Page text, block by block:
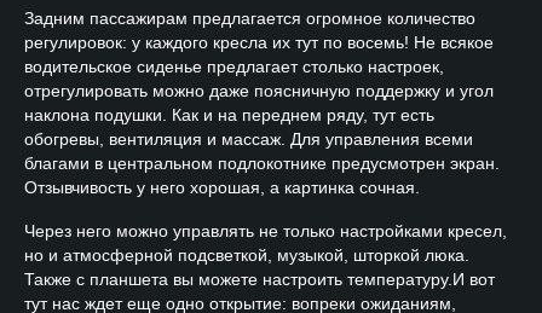
Задним пассажирам предлагается огромное количество
регулировок: у каждого кресла их тут по восемь! Не всякое
водительское сиденье предлагает столько настроек,
отрегулировать можно даже поясничную поддержку и угол
наклона подушки. Как и на переднем ряду, тут есть
обогревы, вентиляция и массаж. Для управления всеми
благами в центральном подлокотнике предусмотрен экран.
Отзывчивость у него хорошая, а картинка сочная.
Через него можно управлять не только настройками кресел,
но и атмосферной подсветкой, музыкой, шторкой люка.
Также с планшета вы можете настроить температуру.И вот
тут нас ждет еще одно открытие: вопреки ожиданиям,